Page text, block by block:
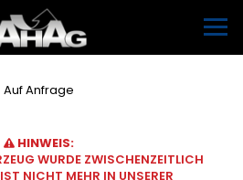
Auf Anfrage
HINWEIS:
WURDE ZWISCHENZEITLICH
NICHT MEHR IN UNSERER